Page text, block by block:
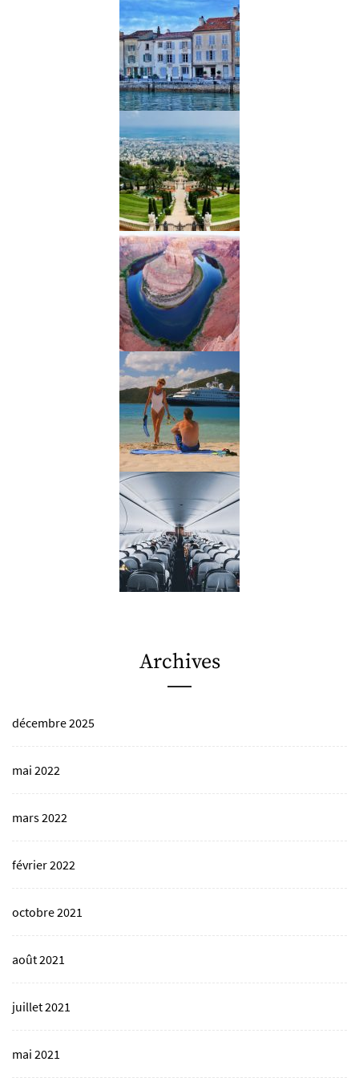
Archives
décembre 2025
mai 2022
mars 2022
février 2022
octobre 2021
août 2021
juillet 2021
mai 2021